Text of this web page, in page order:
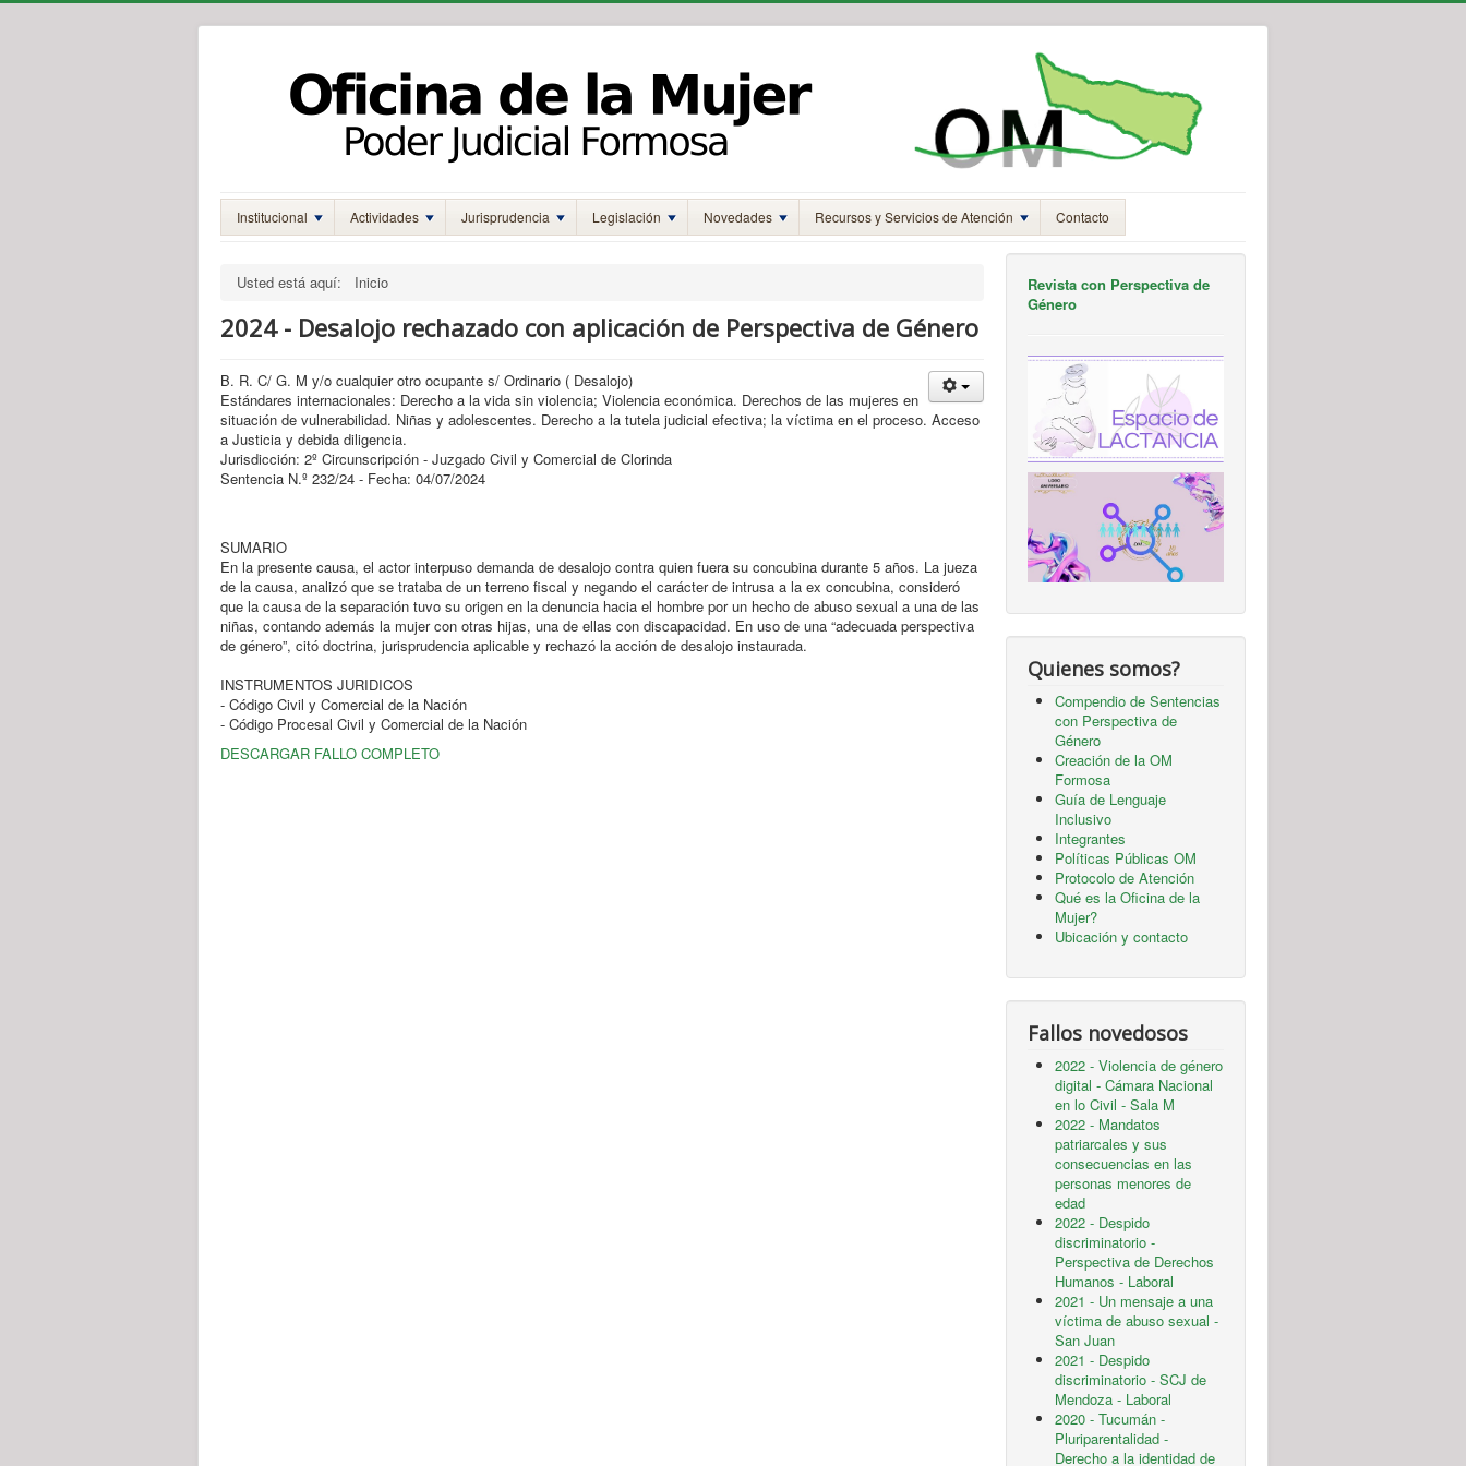
Institucional Actividades Jurisprudencia Legislación Novedades Recursos y Servicios de Atención Contacto
Usted está aquí: Inicio
2024 - Desalojo rechazado con aplicación de Perspectiva de Género
B. R. C/ G. M y/o cualquier otro ocupante s/ Ordinario ( Desalojo)
Estándares internacionales: Derecho a la vida sin violencia; Violencia económica. Derechos de las mujeres en
situación de vulnerabilidad. Niñas y adolescentes. Derecho a la tutela judicial efectiva; la víctima en el proceso. Acceso
a Justicia y debida diligencia.
Jurisdicción: 2º Circunscripción - Juzgado Civil y Comercial de Clorinda
Sentencia N.º 232/24 - Fecha: 04/07/2024
SUMARIO
En la presente causa, el actor interpuso demanda de desalojo contra quien fuera su concubina durante 5 años. La jueza
de la causa, analizó que se trataba de un terreno fiscal y negando el carácter de intrusa a la ex concubina, consideró
que la causa de la separación tuvo su origen en la denuncia hacia el hombre por un hecho de abuso sexual a una de las
niñas, contando además la mujer con otras hijas, una de ellas con discapacidad. En uso de una “adecuada perspectiva
de género”, citó doctrina, jurisprudencia aplicable y rechazó la acción de desalojo instaurada.
INSTRUMENTOS JURIDICOS
- Código Civil y Comercial de la Nación
- Código Procesal Civil y Comercial de la Nación
DESCARGAR FALLO COMPLETO
Revista con Perspectiva de
Género
Quienes somos?
Compendio de Sentencias
con Perspectiva de
Género
Creación de la OM
Formosa
Guía de Lenguaje
Inclusivo
Integrantes
Políticas Públicas OM
Protocolo de Atención
Qué es la Oficina de la
Mujer?
Ubicación y contacto
Fallos novedosos
2022 - Violencia de género
digital - Cámara Nacional
en lo Civil - Sala M
2022 - Mandatos
patriarcales y sus
consecuencias en las
personas menores de
edad
2022 - Despido
discriminatorio -
Perspectiva de Derechos
Humanos - Laboral
2021 - Un mensaje a una
víctima de abuso sexual -
San Juan
2021 - Despido
discriminatorio - SCJ de
Mendoza - Laboral
2020 - Tucumán -
Pluriparentalidad -
Derecho a la identidad de